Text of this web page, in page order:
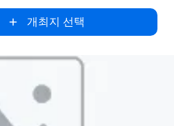
개최지 선택